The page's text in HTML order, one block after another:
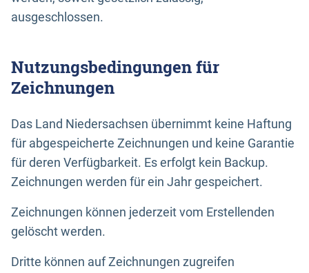
ausgeschlossen.
Nutzungsbedingungen für
Zeichnungen
Das Land Niedersachsen übernimmt keine Haftung
für abgespeicherte Zeichnungen und keine Garantie
für deren Verfügbarkeit. Es erfolgt kein Backup.
Zeichnungen werden für ein Jahr gespeichert.
Zeichnungen können jederzeit vom Erstellenden
gelöscht werden.
Dritte können auf Zeichnungen zugreifen